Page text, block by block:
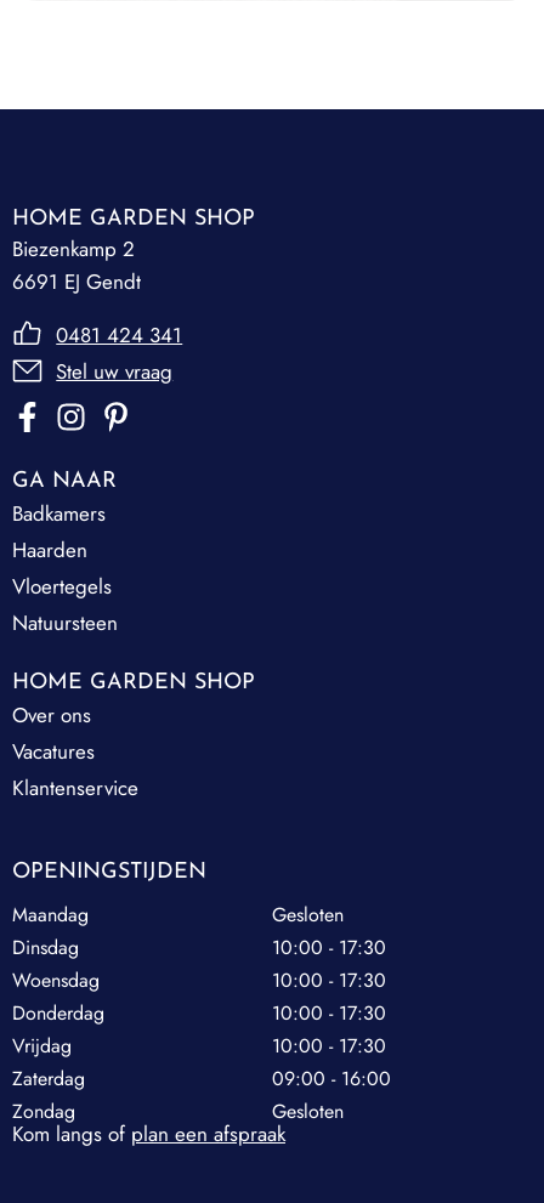
HOME GARDEN SHOP
Biezenkamp 2
6691 EJ Gendt
0481 424 341
Stel uw vraag
GA NAAR
Badkamers
Haarden
Vloertegels
Natuursteen
HOME GARDEN SHOP
Over ons
Vacatures
Klantenservice
OPENINGSTIJDEN
Maandag
Gesloten
Dinsdag
10:00 - 17:30
Woensdag
10:00 - 17:30
Donderdag
10:00 - 17:30
Vrijdag
10:00 - 17:30
Zaterdag
09:00 - 16:00
Zondag
Gesloten
Kom langs of plan een afspraak